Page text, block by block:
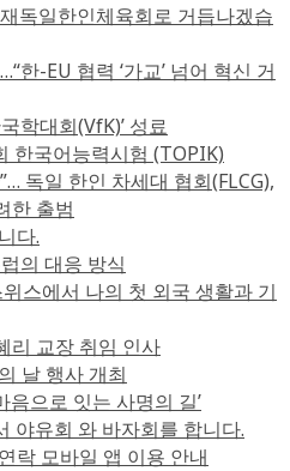
독일한인체육회로 거듭나겠습
한-EU 협력 ‘가교’ 넘어 혁신 거
학대회(VfK)’ 성료
한국어능력시험 (TOPIK)
독일 한인 차세대 협회(FLCG),
한 출범
다.
의 대응 방식
스에서 나의 첫 외국 생활과 기
리 교장 취임 인사
날 행사 개최
음으로 잇는 사명의 길’
야유회 와 바자회를 합니다.
락 모바일 앱 이용 안내